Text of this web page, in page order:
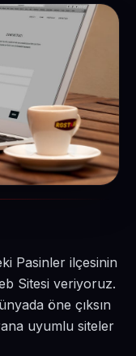
Pasinler ilçesinin
Sitesi veriyoruz.
öne çıksın
uyumlu siteler